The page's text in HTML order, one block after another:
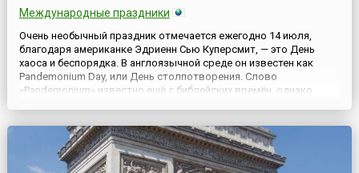
Международные праздники
Очень необычный праздник отмечается ежегодно 14 июля,
благодаря американке Эдриенн Сью Куперсмит, — это День
хаоса и беспорядка. В англоязычной среде он известен как
Pandemonium Day, или День столпотворения. Слово
«Pandemonium» известно ещё с библейских времён, однако
своём произвед...